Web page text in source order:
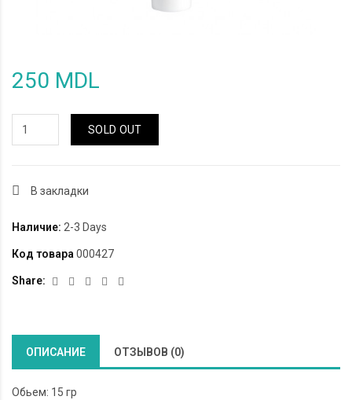
250 MDL
SOLD OUT
В закладки
Наличие: 2-3 Days
Код товара 000427
Share:
ОПИСАНИЕ ОТЗЫВОВ (0)
Обьем: 15 гр